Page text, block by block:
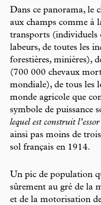
Dans ce panorama, le
aux champs comme à
transports (individuels
labeurs, de toutes les
forestières, minières),
(700 000 chevaux
mondiale), de tous les
monde agricole que
symbole de puissance
lequel est construit
ainsi pas moins de
sol français en 1914.
Un pic de population
sûrement au gré de la
et de la motorisation